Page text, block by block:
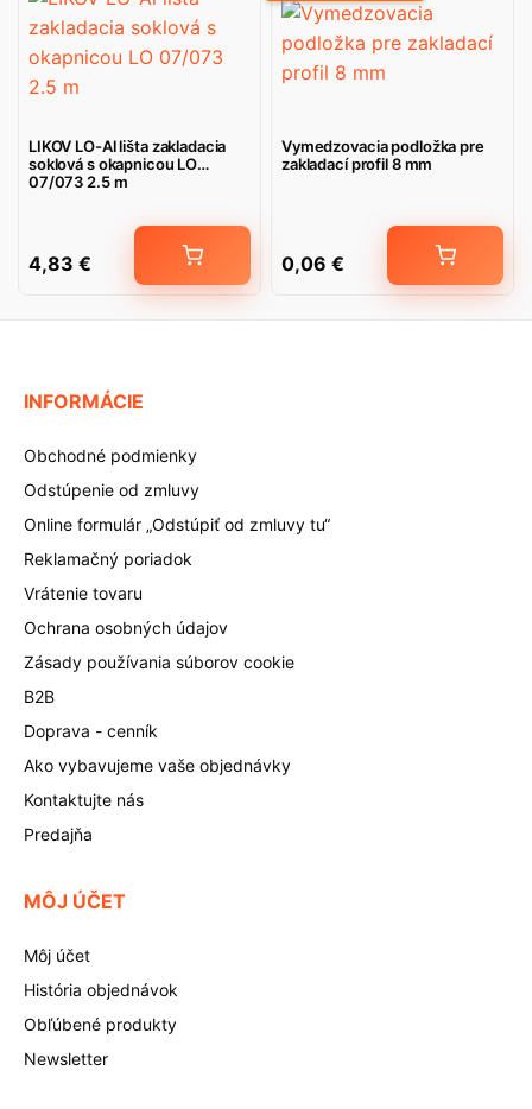
LIKOV LO-Al lišta zakladacia
soklová s okapnicou LO
07/073 2.5 m
4,83 €
Vymedzovacia podložka pre
zakladací profil 8 mm
0,06 €
INFORMÁCIE
Obchodné podmienky
Odstúpenie od zmluvy
Online formulár „Odstúpiť od zmluvy tu“
Reklamačný poriadok
Vrátenie tovaru
Ochrana osobných údajov
Zásady používania súborov cookie
B2B
Doprava - cenník
Ako vybavujeme vaše objednávky
Kontaktujte nás
Predajňa
MÔJ ÚČET
Môj účet
História objednávok
Obľúbené produkty
Newsletter